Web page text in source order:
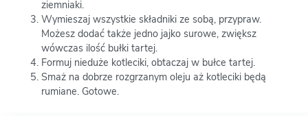
ziemniaki.
Wymieszaj wszystkie składniki ze sobą, przypraw.
Możesz dodać także jedno jajko surowe, zwiększ
wówczas ilość bułki tartej.
Formuj nieduże kotleciki, obtaczaj w bułce tartej.
Smaż na dobrze rozgrzanym oleju aż kotleciki będą
rumiane. Gotowe.